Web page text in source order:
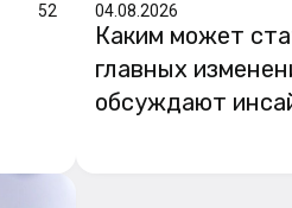
52 04.08.2026
Каким может
главных
обсуждают